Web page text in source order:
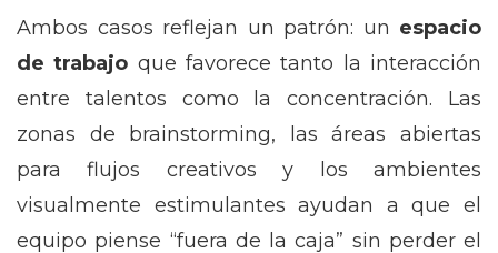
Ambos casos reflejan un patrón: un espacio
de trabajo que favorece tanto la interacción
entre talentos como la concentración. Las
zonas de brainstorming, las áreas abiertas
para flujos creativos y los ambientes
visualmente estimulantes ayudan a que el
equipo piense “fuera de la caja” sin perder el